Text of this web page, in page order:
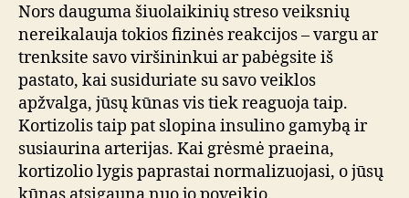
Nors dauguma šiuolaikinių streso veiksnių
nereikalauja tokios fizinės reakcijos – vargu ar
trenksite savo viršininkui ar pabėgsite iš
pastato, kai susiduriate su savo veiklos
apžvalga, jūsų kūnas vis tiek reaguoja taip.
Kortizolis taip pat slopina insulino gamybą ir
susiaurina arterijas. Kai grėsmė praeina,
kortizolio lygis paprastai normalizuojasi, o jūsų